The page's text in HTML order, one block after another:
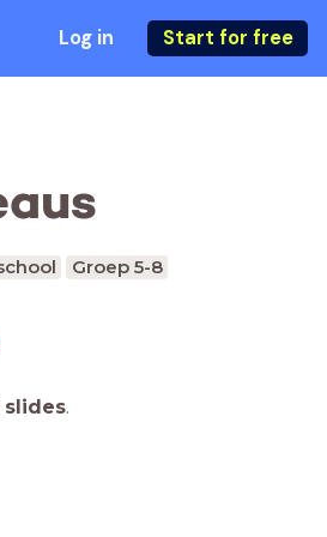
Log in Start for free
Groep 5-8
.